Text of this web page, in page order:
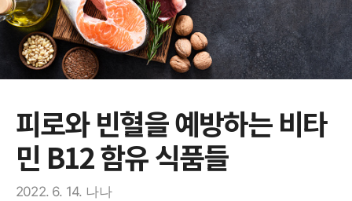
피로와 빈혈을 예방하는 비타
민 B12 함유 식품들
2022. 6. 14. 나나